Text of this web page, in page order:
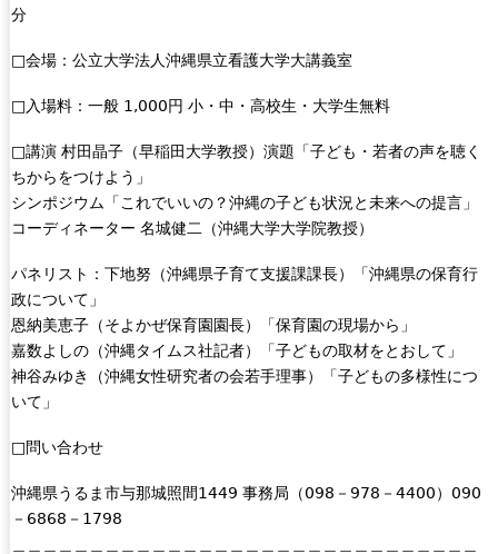
分
□会場：公立大学法人沖縄県立看護大学大講義室
□入場料：一般 1,000円 小・中・高校生・大学生無料
□講演 村田晶子（早稲田大学教授）演題「子ども・若者の声を聴く
ちからをつけよう」
シンポジウム「これでいいの？沖縄の子ども状況と未来への提言」
コーディネーター 名城健二（沖縄大学大学院教授）
パネリスト：下地努（沖縄県子育て支援課課長）「沖縄県の保育行
政について」
恩納美恵子（そよかぜ保育園園長）「保育園の現場から」
嘉数よしの（沖縄タイムス社記者）「子どもの取材をとおして」
神谷みゆき（沖縄女性研究者の会若手理事）「子どもの多様性につ
いて」
□問い合わせ
沖縄県うるま市与那城照間1449 事務局（098－978－4400）090
－6868－1798